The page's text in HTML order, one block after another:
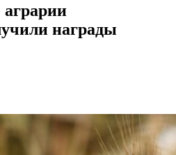
награды